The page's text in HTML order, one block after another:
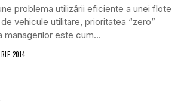
problema utilizării eficiente a unei flote
vehicule utilitare, prioritatea “zero”
managerilor este cum...
2014